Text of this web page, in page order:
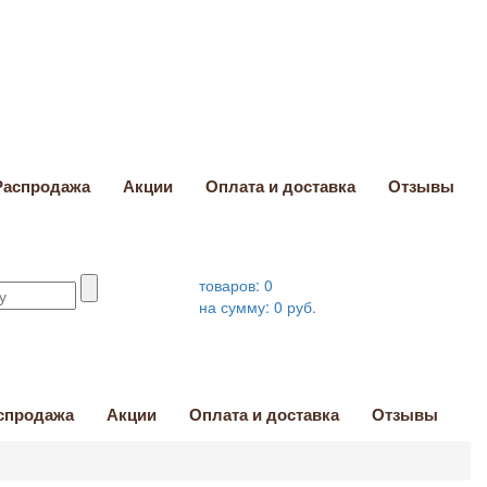
Акции Оплата и доставка Отзывы
товаров: 0
на сумму: 0 руб.
Акции Оплата и доставка Отзывы